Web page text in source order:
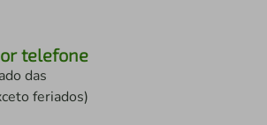
telefone
das
feriados)